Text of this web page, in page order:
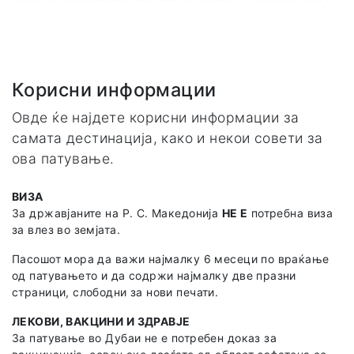
опремен фитнес центар, велнес и спа центри идеални за
вашата релаксација.
Секоја соба е климатизирана, со сопствен тоалет и
достапно Wi-Fi во целиот хотел. Дополнително сите соби
база ноќевање со појадок.
Вебсајт
https://alkhooryhotels.com/courtyard/
Адреса
Al Waha St - Al Quoz - Al Quoz 3 - Dubai - United Arab
Emirates
Корисни информации
Овде ќе најдете корисни информации за
самата дестинација, како и некои совети за
ова патување.
ВИЗА
За државјаните на Р. С. Македонија НЕ Е потребна виза
за влез во земјата.
Пасошот мора да важи најмалку 6 месеци по враќање
од патувањето и да содржи најмалку две празни
страници, слободни за нови печати.
ЛЕКОВИ, ВАКЦИНИ И ЗДРАВЈЕ
За патување во Дубаи не е потребен доказ за